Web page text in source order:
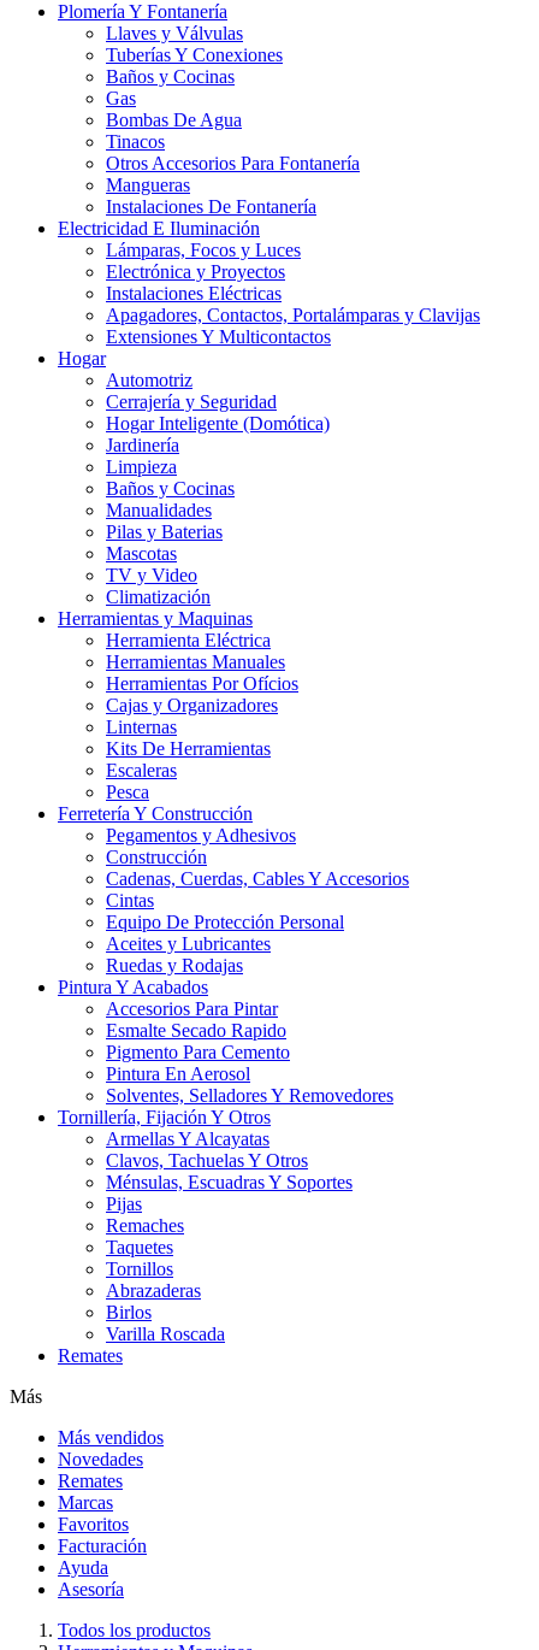
Plomería Y Fontanería
Llaves y Válvulas
Tuberías Y Conexiones
Baños y Cocinas
Gas
Bombas De Agua
Tinacos
Otros Accesorios Para Fontanería
Mangueras
Instalaciones De Fontanería
Electricidad E Iluminación
Lámparas, Focos y Luces
Electrónica y Proyectos
Instalaciones Eléctricas
Apagadores, Contactos, Portalámparas y Clavijas
Extensiones Y Multicontactos
Hogar
Automotriz
Cerrajería y Seguridad
Hogar Inteligente (Domótica)
Jardinería
Limpieza
Baños y Cocinas
Manualidades
Pilas y Baterias
Mascotas
TV y Video
Climatización
Herramientas y Maquinas
Herramienta Eléctrica
Herramientas Manuales
Herramientas Por Ofícios
Cajas y Organizadores
Linternas
Kits De Herramientas
Escaleras
Pesca
Ferretería Y Construcción
Pegamentos y Adhesivos
Construcción
Cadenas, Cuerdas, Cables Y Accesorios
Cintas
Equipo De Protección Personal
Aceites y Lubricantes
Ruedas y Rodajas
Pintura Y Acabados
Accesorios Para Pintar
Esmalte Secado Rapido
Pigmento Para Cemento
Pintura En Aerosol
Solventes, Selladores Y Removedores
Tornillería, Fijación Y Otros
Armellas Y Alcayatas
Clavos, Tachuelas Y Otros
Ménsulas, Escuadras Y Soportes
Pijas
Remaches
Taquetes
Tornillos
Abrazaderas
Birlos
Varilla Roscada
Remates
Más
Más vendidos
Novedades
Remates
Marcas
Favoritos
Facturación
Ayuda
Asesoría
Todos los productos